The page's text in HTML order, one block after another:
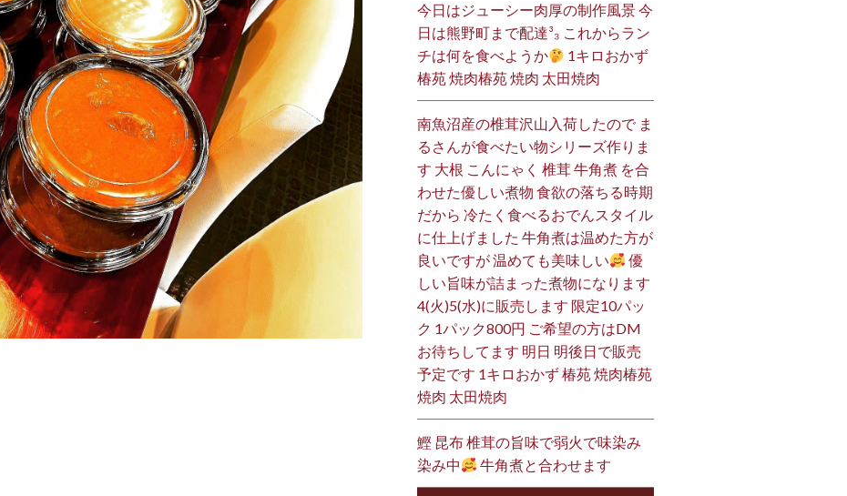
今日はジューシー肉厚の制作風景 今
日は熊野町まで配達³₃ これからラン
チは何を食べようか
1キロおかず
椿苑 焼肉椿苑 焼肉 太田焼肉
南魚沼産の椎茸沢山入荷したので ま
るさんが食べたい物シリーズ作りま
す 大根 こんにゃく 椎茸 牛角煮 を合
わせた優しい煮物 食欲の落ちる時期
だから 冷たく食べるおでんスタイル
に仕上げました 牛角煮は温めた方が
良いですが 温めても美味しい
優
しい旨味が詰まった煮物になります
4(火)5(水)に販売します 限定10パッ
ク 1パック800円 ご希望の方はDM
お待ちしてます 明日 明後日で販売
予定です 1キロおかず 椿苑 焼肉椿苑
焼肉 太田焼肉
鰹 昆布 椎茸の旨味で弱火で味染み
染み中
牛角煮と合わせます